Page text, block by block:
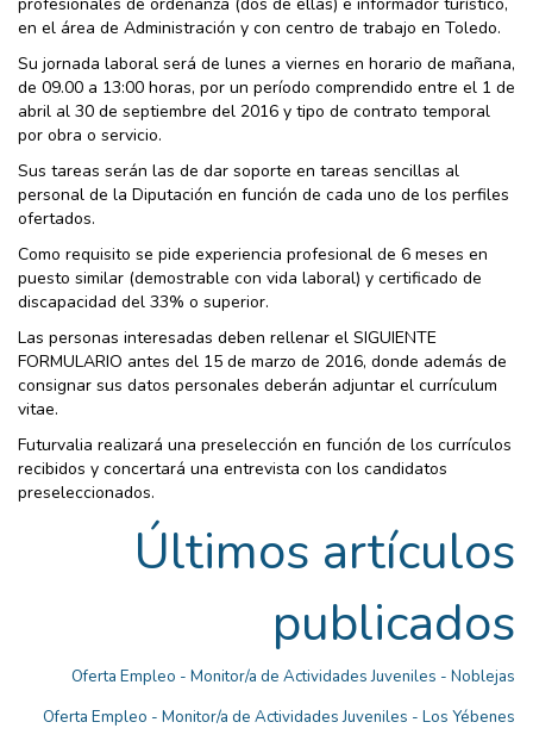
en el área de Administración y con centro de trabajo en Toledo.
Su jornada laboral será de lunes a viernes en horario de mañana,
de 09.00 a 13:00 horas, por un período comprendido entre el 1 de
abril al 30 de septiembre del 2016 y tipo de contrato temporal
por obra o servicio.
Sus tareas serán las de dar soporte en tareas sencillas al
personal de la Diputación en función de cada uno de los perfiles
ofertados.
Como requisito se pide experiencia profesional de 6 meses en
puesto similar (demostrable con vida laboral) y certificado de
discapacidad del 33% o superior.
Las personas interesadas deben rellenar el SIGUIENTE
FORMULARIO antes del 15 de marzo de 2016, donde además de
consignar sus datos personales deberán adjuntar el currículum
vitae.
Futurvalia realizará una preselección en función de los currículos
recibidos y concertará una entrevista con los candidatos
preseleccionados.
Últimos artículos
publicados
Oferta Empleo - Monitor/a de Actividades Juveniles - Noblejas
Oferta Empleo - Monitor/a de Actividades Juveniles - Los Yébenes